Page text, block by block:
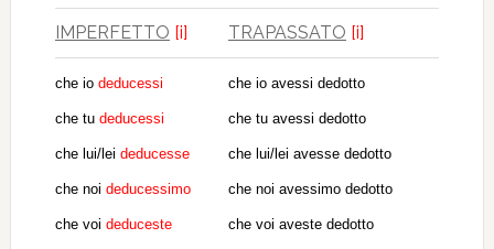
IMPERFETTO [i] TRAPASSATO [i]
che io deducessi
che tu deducessi
che lui/lei deducesse
che noi deducessimo
che voi deduceste
che io avessi dedotto
che tu avessi dedotto
che lui/lei avesse dedotto
che noi avessimo dedotto
che voi aveste dedotto